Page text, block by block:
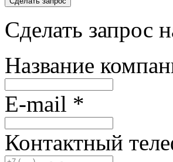
Сделать запрос
Название
E-mail *
Контактный